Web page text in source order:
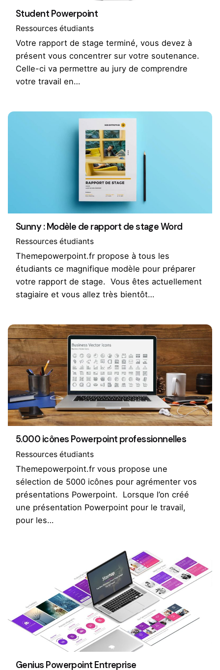
Student Powerpoint
Ressources étudiants
Votre rapport de stage terminé, vous devez à
présent vous concentrer sur votre soutenance.
Celle-ci va permettre au jury de comprendre
votre travail en…
Sunny : Modèle de rapport de stage Word
Ressources étudiants
Themepowerpoint.fr propose à tous les
étudiants ce magnifique modèle pour préparer
votre rapport de stage. Vous êtes actuellement
stagiaire et vous allez très bientôt…
5.000 icônes Powerpoint professionnelles
Ressources étudiants
Themepowerpoint.fr vous propose une
sélection de 5000 icônes pour agrémenter vos
présentations Powerpoint. Lorsque l’on créé
une présentation Powerpoint pour le travail,
pour les…
Genius Powerpoint Entreprise